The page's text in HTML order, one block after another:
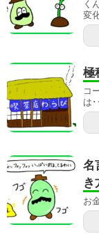
く
変
極
コ
は･
名
き
お